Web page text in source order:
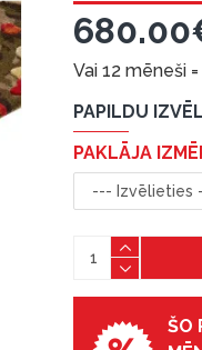
Vai 12 mēneši =
PAPILDU
PAKLĀJA
ŠO